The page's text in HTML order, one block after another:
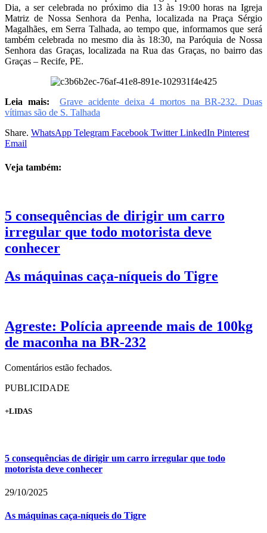
Dia, a ser celebrada no próximo dia 13 às 19:00 horas na Igreja
Matriz de Nossa Senhora da Penha, localizada na Praça Sérgio
Magalhães, em Serra Talhada, ao tempo que, informamos que será
também celebrada no mesmo dia às 18:30, na Paróquia de Nossa
Senhora das Graças, localizada na Rua das Graças, no bairro das
Graças – Recife, PE.
Leia mais:
Grave acidente deixa 4 mortos na BR-232. Duas
vítimas são de S. Talhada
Share. WhatsApp Telegram Facebook Twitter LinkedIn Pinterest
Email
Veja também:
5 consequências de dirigir um carro
irregular que todo motorista deve
conhecer
As máquinas caça-níqueis do Tigre
Agreste: Polícia apreende mais de 100kg
de maconha na BR-232
Comentários estão fechados.
PUBLICIDADE
+LIDAS
5 consequências de dirigir um carro irregular que todo
motorista deve conhecer
29/10/2025
As máquinas caça-níqueis do Tigre